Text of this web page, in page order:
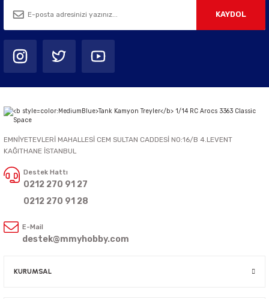
KAYDOL
EMNİYETEVLERİ MAHALLESİ CEM SULTAN CADDESİ NO:16/B 4.LEVENT
KAĞITHANE İSTANBUL
Destek Hattı
0212 270 91 27
0212 270 91 28
E-Mail
destek@mmyhobby.com
KURUMSAL